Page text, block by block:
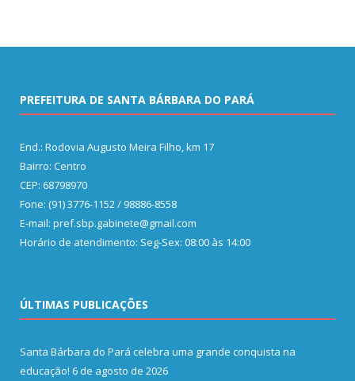
PREFEITURA DE SANTA BÁRBARA DO PARÁ
End.: Rodovia Augusto Meira Filho, km 17
Bairro: Centro
CEP: 68798970
Fone: (91) 3776-1152 / 98886-8558
E-mail: pref.sbp.gabinete@gmail.com
Horário de atendimento: Seg-Sex: 08:00 às 14:00
ÚLTIMAS PUBLICAÇÕES
Santa Bárbara do Pará celebra uma grande conquista na
educação! 6 de agosto de 2026